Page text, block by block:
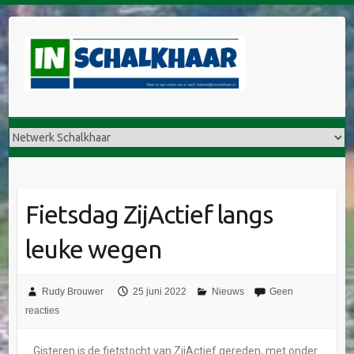
Fietsdag ZijActief langs
leuke wegen
Rudy Brouwer 25 juni 2022 Nieuws
Geen
reacties
Gisteren is de fietstocht van ZijActief gereden, met onder